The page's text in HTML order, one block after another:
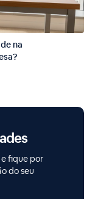
na
fique por
do seu